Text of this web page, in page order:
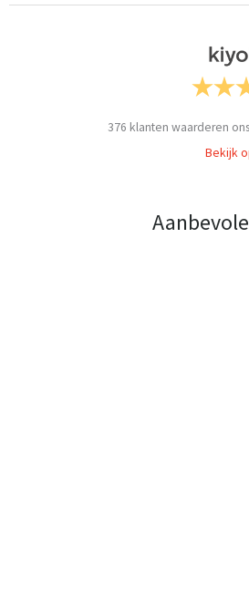
376 klanten waarderen
Bekijk